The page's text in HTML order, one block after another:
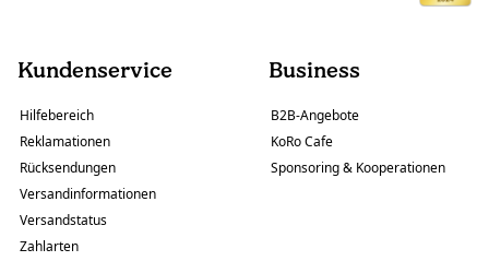
Kundenservice
Hilfebereich
Reklamationen
Rücksendungen
Versandinformationen
Versandstatus
Zahlarten
Business
B2B-Angebote
KoRo Cafe
Sponsoring & Kooperationen